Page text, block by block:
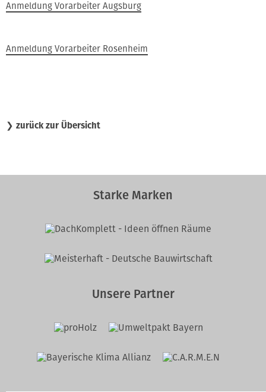
Anmeldung Vorarbeiter Augsburg
Anmeldung Vorarbeiter Rosenheim
❯ zurück zur Übersicht
Starke Marken
Unsere Partner